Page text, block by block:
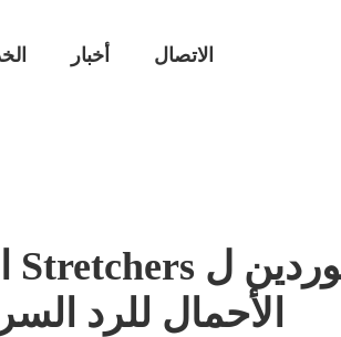
أخبار الاتصال
الأحمال للرد